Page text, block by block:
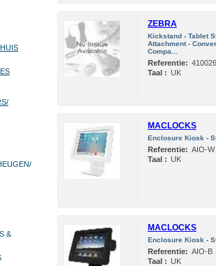
&
ZEBRA
Kickstand - Tablet
Attachment -
Compa...
Referentie: 410026
Taal : UK
MACLOCKS
Enclosure Kiosk -
Referentie: AIO-W
Taal : UK
MACLOCKS
Enclosure Kiosk -
Referentie: AIO-B
Taal : UK